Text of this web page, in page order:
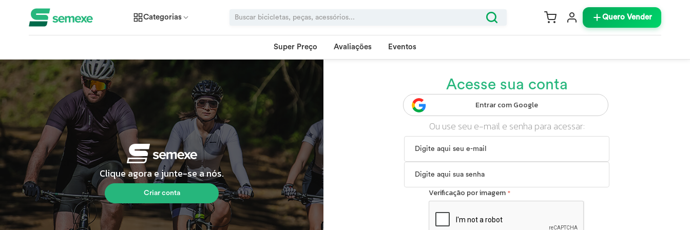
Categorias Quero Vender
Super Preço Avaliações Eventos
Clique agora e junte-se a nós.
Criar conta
Acesse sua conta
Entrar com Google
Ou use seu e-mail e senha para acessar:
Verificação por imagem